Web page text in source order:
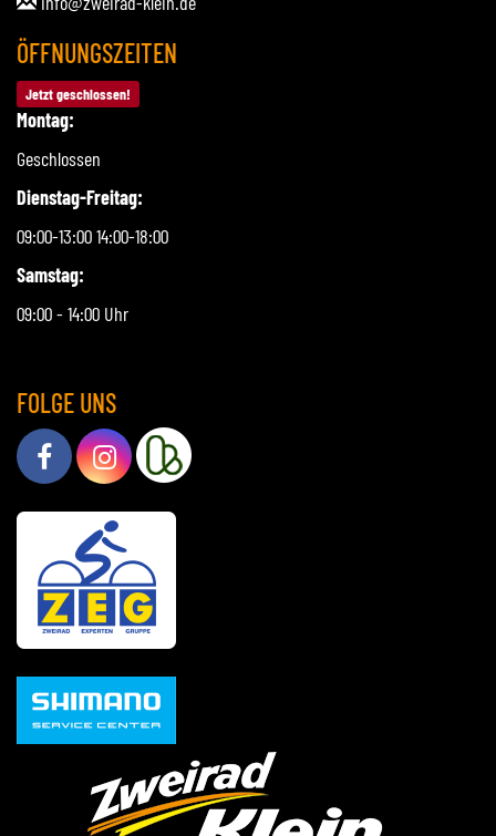
ÖFFNUNGSZEITEN
Jetzt geschlossen!
Montag:
Geschlossen
Dienstag-Freitag:
09:00-13:00 14:00-18:00
Samstag:
09:00 - 14:00 Uhr
FOLGE UNS